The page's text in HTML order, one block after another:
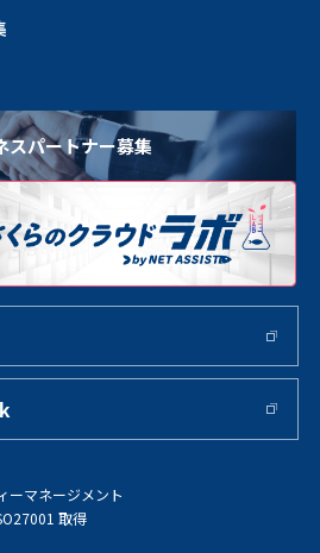
スパートナー募集
ーマネージメント
取得